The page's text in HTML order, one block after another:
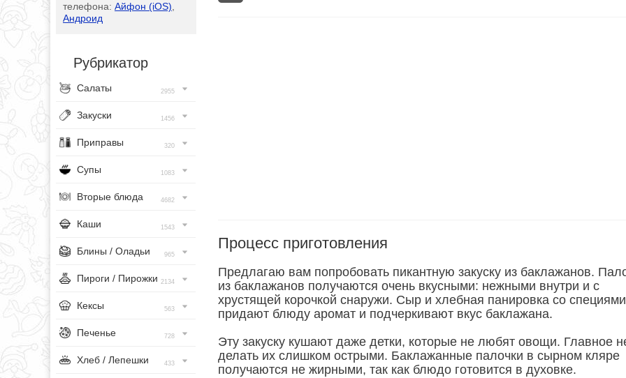
телефона: Айфон (iOS)
Андроид
Рубрикатор
Салаты 2955
Закуски 1456
Приправы 320
Супы 1083
Вторые блюда 4682
Каши 1543
Блины / Оладьи 965
Пироги / Пирожки 2134
Кексы 563
Печенье 728
Хлеб / Лепешки 433
Процесс приготовления
Предлагаю вам попробовать пикантную закуску из баклажанов.
из баклажанов получаются очень вкусными: нежными внутри и с
хрустящей корочкой снаружи. Сыр и хлебная панировка со специями
придают блюду аромат и подчеркивают вкус баклажана.
Эту закуску кушают даже детки, которые не любят овощи. Главное
делать их слишком острыми. Баклажанные палочки в сырном кляре
получаются не жирными, так как блюдо готовится в духовке.